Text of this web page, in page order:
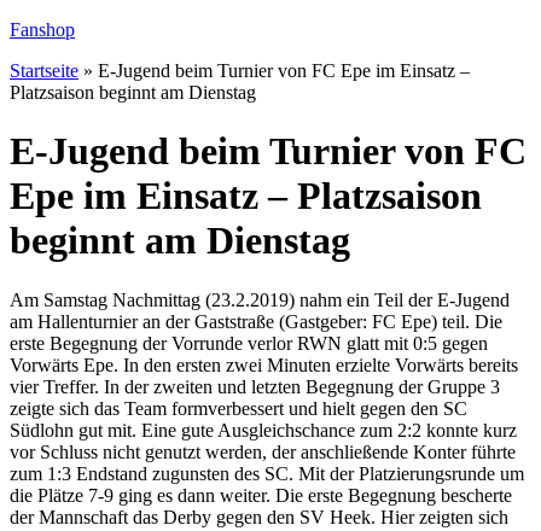
Fanshop
Startseite » E-Jugend beim Turnier von FC Epe im Einsatz –
Platzsaison beginnt am Dienstag
E-Jugend beim Turnier von FC
Epe im Einsatz – Platzsaison
beginnt am Dienstag
Am Samstag Nachmittag (23.2.2019) nahm ein Teil der E-Jugend
am Hallenturnier an der Gaststraße (Gastgeber: FC Epe) teil. Die
erste Begegnung der Vorrunde verlor RWN glatt mit 0:5 gegen
Vorwärts Epe. In den ersten zwei Minuten erzielte Vorwärts bereits
vier Treffer. In der zweiten und letzten Begegnung der Gruppe 3
zeigte sich das Team formverbessert und hielt gegen den SC
Südlohn gut mit. Eine gute Ausgleichschance zum 2:2 konnte kurz
vor Schluss nicht genutzt werden, der anschließende Konter führte
zum 1:3 Endstand zugunsten des SC. Mit der Platzierungsrunde um
die Plätze 7-9 ging es dann weiter. Die erste Begegnung bescherte
der Mannschaft das Derby gegen den SV Heek. Hier zeigten sich